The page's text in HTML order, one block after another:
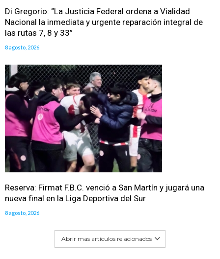
Di Gregorio: “La Justicia Federal ordena a Vialidad
Nacional la inmediata y urgente reparación integral de
las rutas 7, 8 y 33”
8 agosto, 2026
Reserva: Firmat F.B.C. venció a San Martín y jugará una
nueva final en la Liga Deportiva del Sur
8 agosto, 2026
Abrir mas artículos relacionados